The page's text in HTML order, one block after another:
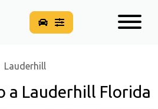
Lauderhill
a Lauderhill Florida